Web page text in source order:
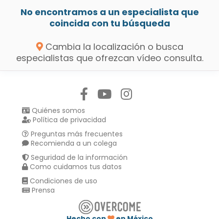
No encontramos a un especialista que
coincida con tu búsqueda
Cambia la localización o busca
especialistas que ofrezcan vídeo consulta.
Quiénes somos
Política de privacidad
Preguntas más frecuentes
Recomienda a un colega
Seguridad de la información
Como cuidamos tus datos
Condiciones de uso
Prensa